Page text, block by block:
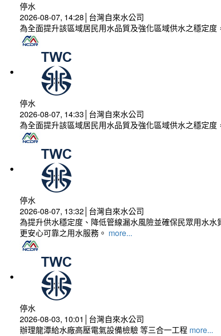
停水
2026-08-07, 14:28│台灣自來水公司
為全面提升該區域居民用水品質及強化區域供水之穩定
停水
2026-08-07, 14:33│台灣自來水公司
為全面提升該區域居民用水品質及強化區域供水之穩定
停水
2026-08-07, 13:32│台灣自來水公司
為提升供水穩定度、降低管線漏水風險並確保民眾用水
更安心可靠之用水服務。 more...
停水
2026-08-03, 10:01│台灣自來水公司
辦理龍潭給水廠高壓電氣設備檢驗 等三合一工程 more...